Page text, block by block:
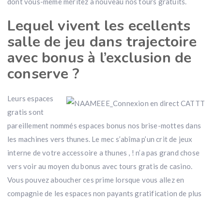
Lequel vivent les ecellents
salle de jeu dans trajectoire
avec bonus à l’exclusion de
conserve ?
Leurs espaces
gratis sont
pareillement nommés espaces bonus nos brise-mottes dans
les machines vers thunes. Le mec s’abîma p’un crit de jeux
interne de votre accessoire a thunes , ! n’a pas grand chose
vers voir au moyen du bonus avec tours gratis de casino.
Vous pouvez aboucher ces prime lorsque vous allez en
compagnie de les espaces non payants gratification de plus